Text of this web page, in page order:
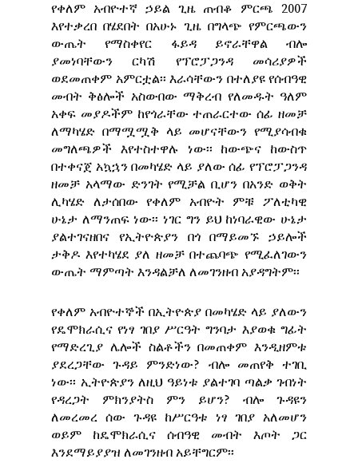
የቀለም አብዮተኛ ኃይል ጊዜ ጠብቆ ምርጫ 2007
እየተቃረበ በሄደበት በአሁኑ ጊዜ በግላጭ የምርጫውን
ውጤት የማስቀየር ፋይዳ ይኖራቸዋል ብሎ
ያመነባቸውን ርካሽ የፕሮፓጋንዳ መሳሪያዎች
ወደመጠቀም አምርቷል፡፡ እራሳቸውን በተለያዩ የሰብዓዊ
መብት ቅፅሎች አስውበው ማቅረብ የለመዱት ዓለም
አቀፍ መያዶችም ከየጎራቸው ተጠራርተው ሰፊ ዘመቻ
ለማካሄድ በማሟሟቅ ላይ መሆናቸውን የሚያሳብቁ
መግለጫዎች እየተስተዋሉ ነው፡፡ ከውጭና ከውስጥ
በተቀናጀ አኳኋን በመካሄድ ላይ ያለው ሰፊ የፕሮፓጋንዳ
ዘመቻ አላማው ድንገት የሚቻል ቢሆን በአንድ ወቅት
ሊካሄድ ለታሰበው የቀለም አብዮት ምቹ ፖለቲካዊ
ሁኔታ ለማንጠፍ ነው፡፡ ነገር ግን ይህ ከነባራዊው ሁኔታ
ያልተገናዘበና የኢትዮጵያን በጎ በማይመኙ ኃይሎች
ታቅዶ እየተካሄደ ያለ ዘመቻ በተጨባጭ የሚፈለገውን
ውጤት ማምጣት እንዳልቻለ ለመገንዘብ አያዳግትም፡፡
የቀለም አብዮተኞች በኢትዮጵያ በመካሄድ ላይ ያለውን
የዴሞክራሲና የነፃ ገበያ ሥርዓት ግንባታ እያወቁ ግፊት
የማድረጊያ ሌሎች ስልቶችን በመጠቀም እንዲዘምቱ
ያደረጋቸው ጉዳይ ምንድነው? ብሎ መጠየቅ ተገቢ
ነው፡፡ ኢትዮጵያን ለዚህ ዓይነቱ ያልተገባ ጣልቃ ገብነት
የዳረጋት ምክንያትስ ምን ይሆን? ብሎ ጉዳዩን
ለመረመረ ሰው ጉዳዩ ከሥርዓቱ ነፃ ገበያ አለመሆን
ወይም ከዴሞክራሲና ሰብዓዊ መብት እጦት ጋር
እንደማይያያዝ ለመገንዘብ አይቸግርም፡፡